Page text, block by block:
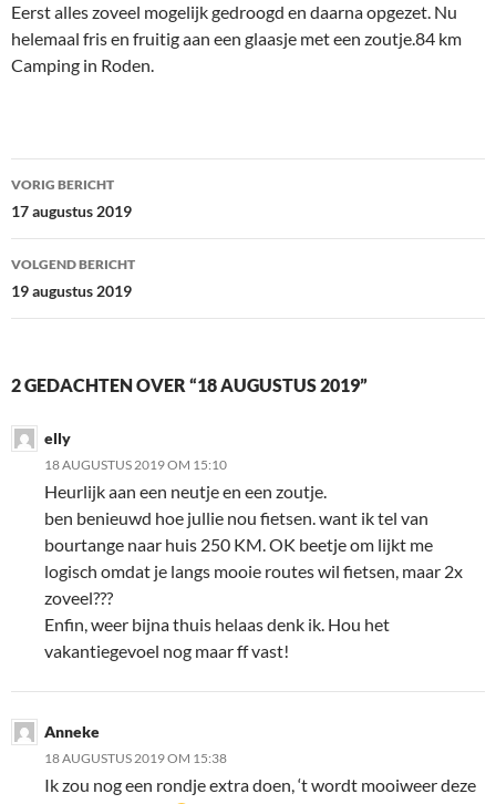
Eerst alles zoveel mogelijk gedroogd en daarna opgezet. Nu
helemaal fris en fruitig aan een glaasje met een zoutje.84 km
Camping in Roden.
Bericht
navigatie
VORIG BERICHT
17 augustus 2019
VOLGEND BERICHT
19 augustus 2019
2 GEDACHTEN OVER “18 AUGUSTUS 2019”
elly
18 AUGUSTUS 2019 OM 15:10
Heurlijk aan een neutje en een zoutje.
ben benieuwd hoe jullie nou fietsen. want ik tel van
bourtange naar huis 250 KM. OK beetje om lijkt me
logisch omdat je langs mooie routes wil fietsen, maar 2x
zoveel???
Enfin, weer bijna thuis helaas denk ik. Hou het
vakantiegevoel nog maar ff vast!
Anneke
18 AUGUSTUS 2019 OM 15:38
Ik zou nog een rondje extra doen, ‘t wordt mooiweer deze